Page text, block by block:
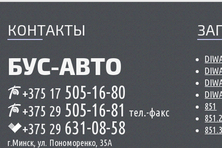
КОНТАКТЫ
БУС-АВТО
+375 17 505-16-80
+375 29 505-16-81 тел.-факс
+375 29 631-08-58
г.Минск, ул. Пономоренко, 35А
851